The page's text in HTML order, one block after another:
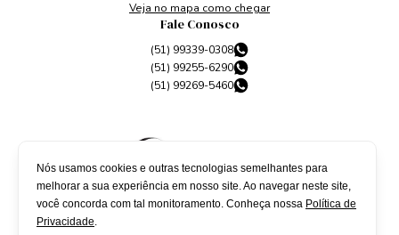
Veja no mapa como chegar
Fale Conosco
(51) 99339-0308
(51) 99255-6290
(51) 99269-5460
Nós usamos cookies e outras tecnologias semelhantes para
melhorar a sua experiência em nosso site. Ao navegar neste site,
você concorda com tal monitoramento. Conheça nossa Política de
Privacidade.